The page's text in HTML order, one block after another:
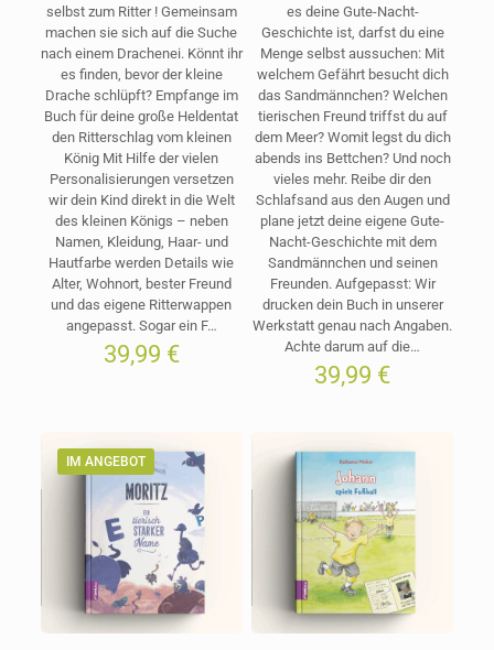
selbst zum Ritter ! Gemeinsam
machen sie sich auf die Suche
nach einem Drachenei. Könnt ihr
es finden, bevor der kleine
Drache schlüpft? Empfange im
Buch für deine große Heldentat
den Ritterschlag vom kleinen
König Mit Hilfe der vielen
Personalisierungen versetzen
wir dein Kind direkt in die Welt
des kleinen Königs – neben
Namen, Kleidung, Haar- und
Hautfarbe werden Details wie
Alter, Wohnort, bester Freund
und das eigene Ritterwappen
angepasst. Sogar ein F…
39,99 €
es deine Gute-Nacht-
Geschichte ist, darfst du eine
Menge selbst aussuchen: Mit
welchem Gefährt besucht dich
das Sandmännchen? Welchen
tierischen Freund triffst du auf
dem Meer? Womit legst du dich
abends ins Bettchen? Und noch
vieles mehr. Reibe dir den
Schlafsand aus den Augen und
plane jetzt deine eigene Gute-
Nacht-Geschichte mit dem
Sandmännchen und seinen
Freunden. Aufgepasst: Wir
drucken dein Buch in unserer
Werkstatt genau nach Angaben.
Achte darum auf die…
39,99 €
IM ANGEBOT